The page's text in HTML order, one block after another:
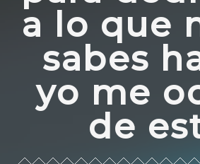
a lo que
sabes
yo me
de